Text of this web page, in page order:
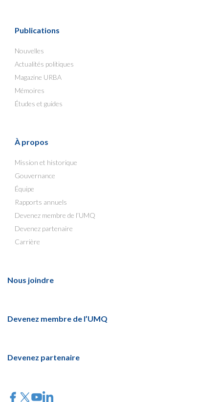
Publications
Nouvelles
Actualités politiques
Magazine URBA
Mémoires
Études et guides
À propos
Mission et historique
Gouvernance
Équipe
Rapports annuels
Devenez membre de l’UMQ
Devenez partenaire
Carrière
Nous joindre
Devenez membre de l’UMQ
Devenez partenaire